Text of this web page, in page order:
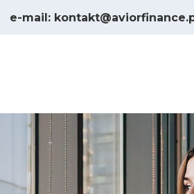
e-mail: